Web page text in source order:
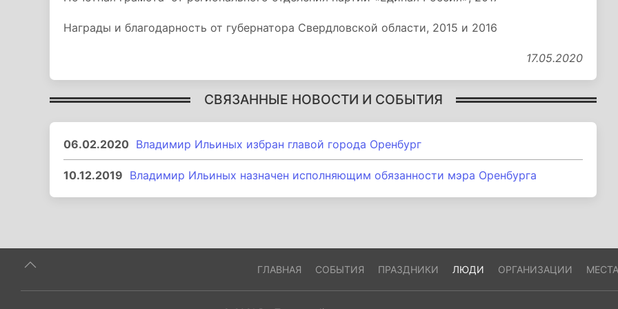
Награды и благодарность от губернатора Свердловской области, 2015 и 2016
17.05.2020
СВЯЗАННЫЕ НОВОСТИ И СОБЫТИЯ
06.02.2020 Владимир Ильиных избран главой города Оренбург
10.12.2019 Владимир Ильиных назначен исполняющим обязанности мэра Оренбурга
ГЛАВНАЯ СОБЫТИЯ ПРАЗДНИКИ ЛЮДИ ОРГАНИЗАЦИИ МЕСТА